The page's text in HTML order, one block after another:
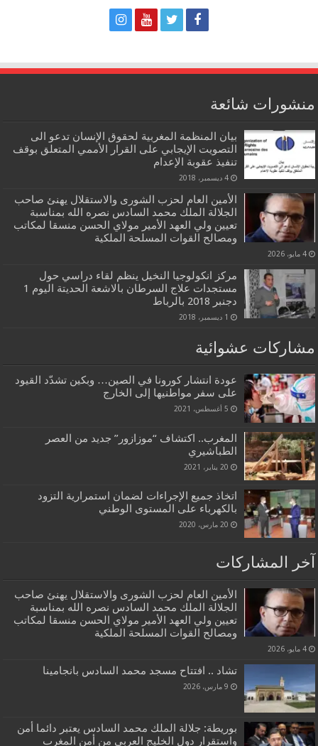
منشورات شائعة
بيان المنظمة المغربية لحقوق الإنسان تدعو الى
التصويت الإيجابي على القرار الأممي المتعلق بوقف
تنفيذ عقوبة الإعدام
4 ديسمبر، 2018
الأمين العام لحزب الشورى والاستقلال يهنئ صاحب
الجلالة الملك محمد السادس نصره الله بمناسبة
تعيين ولي العهد الأمير مولاي الحسن منسقا لمكاتب
ومصالح القوات المسلحة الملكية
4 مايو، 2026
مركز انكولوجيا النخيل ينظم لقاء دراسي حول
مستجدات علاج السرطان بالاشعة الحديتة اليوم 1
دجنبر 2018 بالرباط
1 ديسمبر، 2018
مشاركات عشوائية
عودة انتشار كورونا في الصين… وبكين تشدّد القيود
على سفر مواطنيها إلى الخارج
5 أغسطس، 2021
المغرب.. اكتشاف “موزازور” جديد من العصر
الطباشيري
20 يناير، 2021
اتخاذ جميع الإجراءات لضمان استمرارية التزود
بالكهرباء على المستوى الوطني
20 مارس، 2020
آخر المشاركات
الأمين العام لحزب الشورى والاستقلال يهنئ صاحب
الجلالة الملك محمد السادس نصره الله بمناسبة
تعيين ولي العهد الأمير مولاي الحسن منسقا لمكاتب
ومصالح القوات المسلحة الملكية
4 مايو، 2026
تشاد .. افتتاح مسجد محمد السادس بانجامينا
9 مارس، 2026
بوريطة: جلالة الملك محمد السادس يعتبر دائما أمن
واستقرار دول الخليج العربي من أمن المغرب